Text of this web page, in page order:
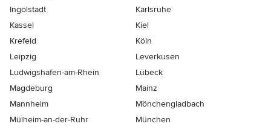
Ingolstadt
Karlsruhe
Kassel
Kiel
Krefeld
Köln
Leipzig
Leverkusen
Ludwigshafen-am-Rhein
Lübeck
Magdeburg
Mainz
Mannheim
Mönchen­gladbach
Mülheim-an-der-Ruhr
München